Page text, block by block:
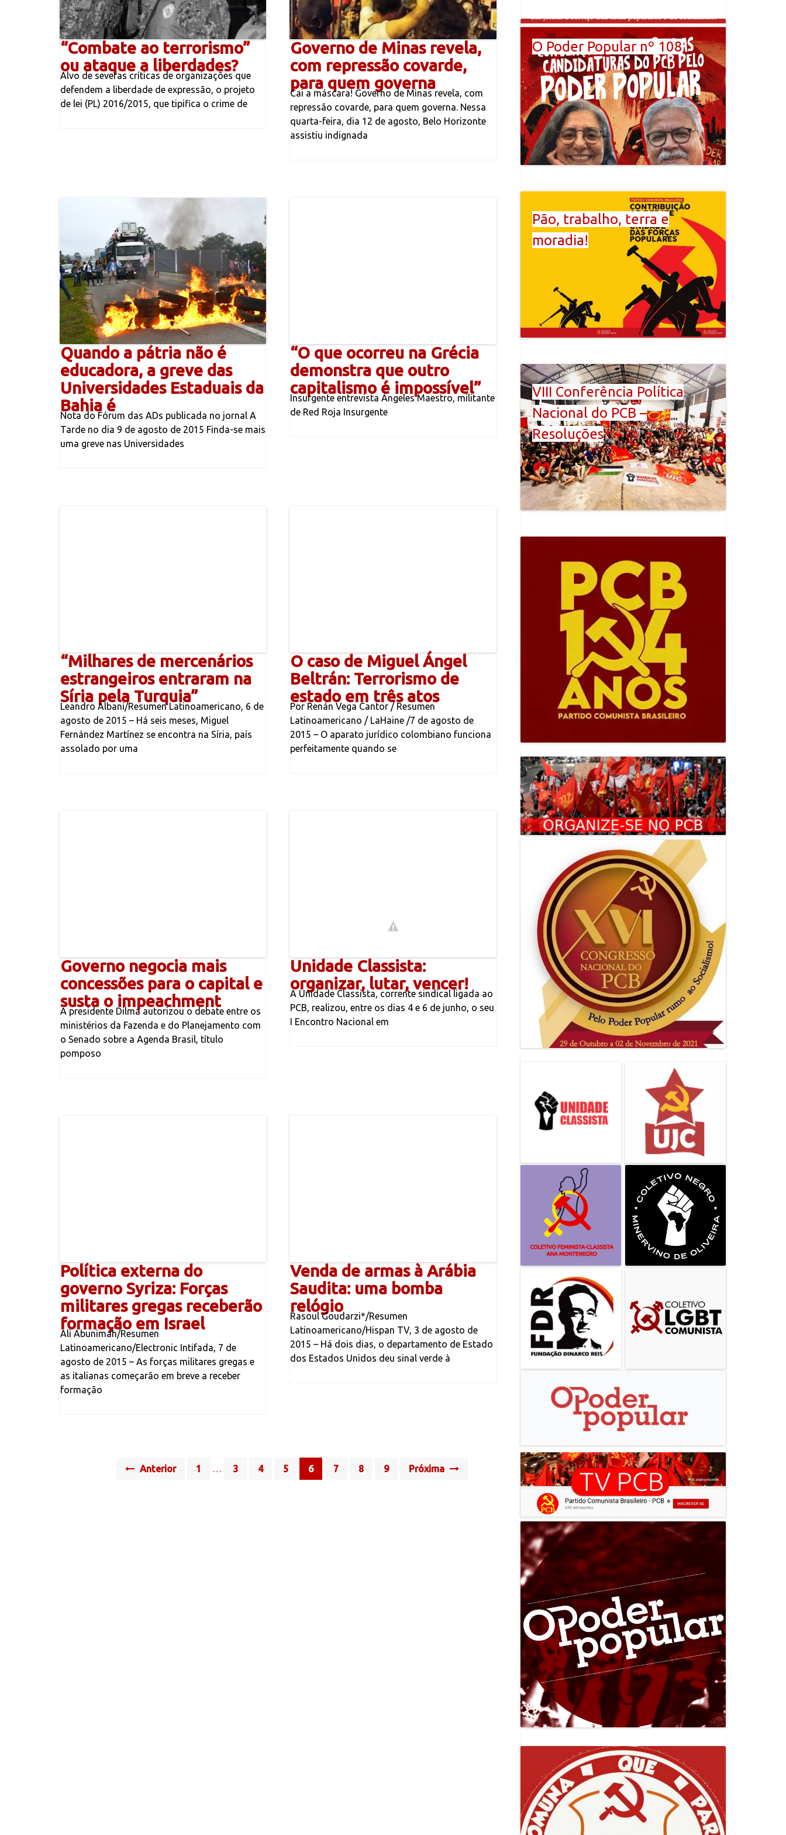
“Combate ao terrorismo”
ou ataque a liberdades?
Alvo de severas críticas de organizações que
defendem a liberdade de expressão, o projeto
de lei (PL) 2016/2015, que tipifica o crime de
Governo de Minas revela,
com repressão covarde,
para quem governa
Cai a máscara! Governo de Minas revela, com
repressão covarde, para quem governa. Nessa
quarta-feira, dia 12 de agosto, Belo Horizonte
assistiu indignada
Quando a pátria não é
educadora, a greve das
Universidades Estaduais da
Bahia é
Nota do Fórum das ADs publicada no jornal A
Tarde no dia 9 de agosto de 2015 Finda-se mais
uma greve nas Universidades
“O que ocorreu na Grécia
demonstra que outro
capitalismo é impossível”
Insurgente entrevista Ángeles Maestro, militante
de Red Roja Insurgente
“Milhares de mercenários
estrangeiros entraram na
Síria pela Turquia”
Leandro Albani/Resumen Latinoamericano, 6 de
agosto de 2015 – Há seis meses, Miguel
Fernández Martínez se encontra na Síria, país
assolado por uma
O caso de Miguel Ángel
Beltrán: Terrorismo de
estado em três atos
Por Renán Vega Cantor / Resumen
Latinoamericano / LaHaine /7 de agosto de
2015 – O aparato jurídico colombiano funciona
perfeitamente quando se
Governo negocia mais
concessões para o capital e
susta o impeachment
A presidente Dilma autorizou o debate entre os
ministérios da Fazenda e do Planejamento com
o Senado sobre a Agenda Brasil, título
pomposo
Unidade Classista:
organizar, lutar, vencer!
A Unidade Classista, corrente sindical ligada ao
PCB, realizou, entre os dias 4 e 6 de junho, o seu
I Encontro Nacional em
Política externa do
governo Syriza: Forças
militares gregas receberão
formação em Israel
Ali Abunimah/Resumen
Latinoamericano/Electronic Intifada, 7 de
agosto de 2015 – As forças militares gregas e
as italianas começarão em breve a receber
formação
Venda de armas à Arábia
Saudita: uma bomba
relógio
Rasoul Goudarzi*/Resumen
Latinoamericano/Hispan TV, 3 de agosto de
2015 – Há dois dias, o departamento de Estado
dos Estados Unidos deu sinal verde à
Anterior 1 … 3 4 5 6 7 8 9 Próxima
O Poder Popular nº 108
Pão, trabalho, terra e
moradia!
VIII Conferência Política
Nacional do PCB –
Resoluções